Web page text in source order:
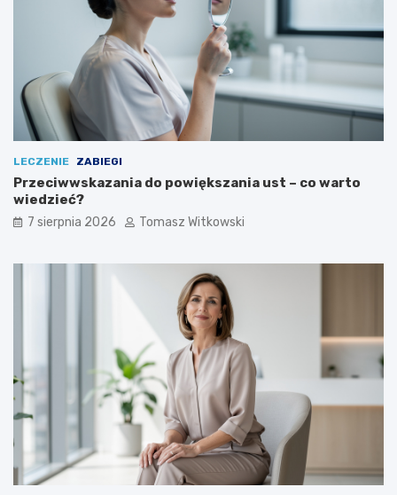
LECZENIE ZABIEGI
Przeciwwskazania do powiększania ust – co warto
wiedzieć?
7 sierpnia 2026 Tomasz Witkowski